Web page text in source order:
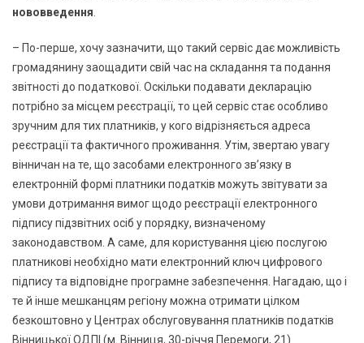
нововведення
– По-перше, хочу зазначити, що такий сервіс дає можливість
громадянину заощадити свій час на складання та подання
звітності до податкової. Оскільки подавати декларацію
потрібно за місцем реєстрації, то цей сервіс стає особливо
зручним для тих платників, у кого відрізняється адреса
реєстрації та фактичного проживання. Утім, звертаю увагу
вінничан на те, що засобами електронного зв’язку в
електронній формі платники податків можуть звітувати за
умови дотримання вимог щодо реєстрації електронного
підпису підзвітних осіб у порядку, визначеному
законодавством. А саме, для користування цією послугою
платникові необхідно мати електронний ключ цифрового
підпису та відповідне програмне забезпечення. Нагадаю, що і
те й інше мешканцям регіону можна отримати цілком
безкоштовно у Центрах обслуговування платників податків
Вінницької ОДПІ (м. Вінниця, 30-річчя Перемоги, 21)